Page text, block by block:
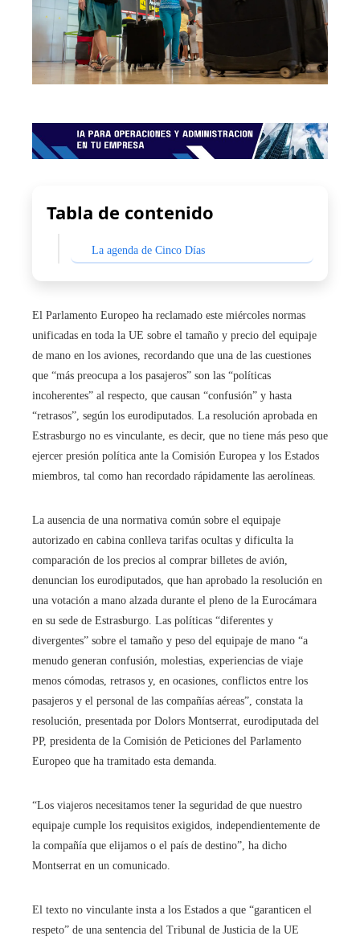
Tabla de contenido
La agenda de Cinco Días
El Parlamento Europeo ha reclamado este miércoles normas
unificadas en toda la UE sobre el tamaño y precio del equipaje
de mano en los aviones, recordando que una de las cuestiones
que “más preocupa a los pasajeros” son las “políticas
incoherentes” al respecto, que causan “confusión” y hasta
“retrasos”, según los eurodiputados. La resolución aprobada en
Estrasburgo no es vinculante, es decir, que no tiene más peso que
ejercer presión política ante la Comisión Europea y los Estados
miembros, tal como han recordado rápidamente las aerolíneas.
La ausencia de una normativa común sobre el equipaje
autorizado en cabina conlleva tarifas ocultas y dificulta la
comparación de los precios al comprar billetes de avión,
denuncian los eurodiputados, que han aprobado la resolución en
una votación a mano alzada durante el pleno de la Eurocámara
en su sede de Estrasburgo. Las políticas “diferentes y
divergentes” sobre el tamaño y peso del equipaje de mano “a
menudo generan confusión, molestias, experiencias de viaje
menos cómodas, retrasos y, en ocasiones, conflictos entre los
pasajeros y el personal de las compañías aéreas”, constata la
resolución, presentada por Dolors Montserrat, eurodiputada del
PP, presidenta de la Comisión de Peticiones del Parlamento
Europeo que ha tramitado esta demanda.
“Los viajeros necesitamos tener la seguridad de que nuestro
equipaje cumple los requisitos exigidos, independientemente de
la compañía que elijamos o el país de destino”, ha dicho
Montserrat en un comunicado.
El texto no vinculante insta a los Estados a que “garanticen el
respeto” de una sentencia del Tribunal de Justicia de la UE